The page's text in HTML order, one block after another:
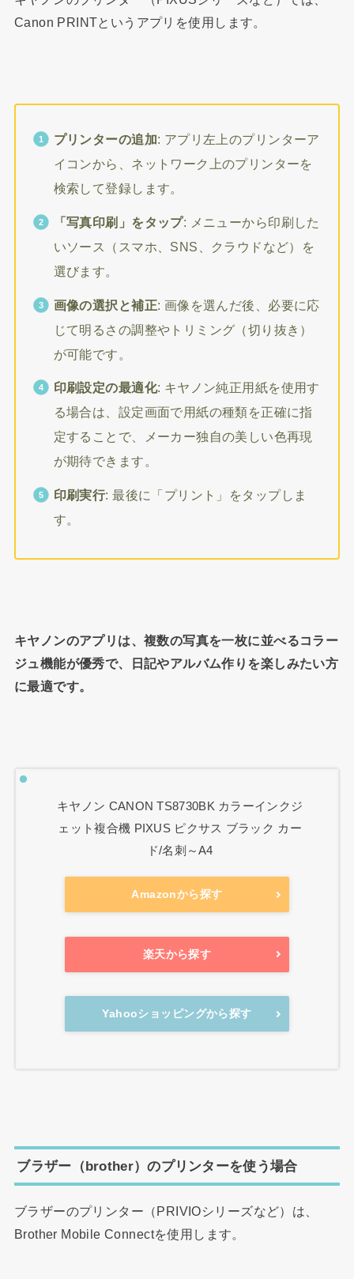
Canon PRINTというアプリを使用します。
プリンターの追加: アプリ左上のプリンターア
イコンから、ネットワーク上のプリンターを
検索して登録します。
「写真印刷」をタップ: メニューから印刷した
いソース（スマホ、SNS、クラウドなど）を
選びます。
画像の選択と補正: 画像を選んだ後、必要に応
じて明るさの調整やトリミング（切り抜き）
が可能です。
印刷設定の最適化: キヤノン純正用紙を使用す
る場合は、設定画面で用紙の種類を正確に指
定することで、メーカー独自の美しい色再現
が期待できます。
印刷実行: 最後に「プリント」をタップしま
す。
キヤノンのアプリは、複数の写真を一枚に並べるコラー
ジュ機能が優秀で、日記やアルバム作りを楽しみたい方
に最適です。
キヤノン CANON TS8730BK カラーインクジ
ェット複合機 PIXUS ピクサス ブラック カー
ド/名刺～A4
Amazonから探す
楽天から探す
Yahooショッピングから探す
ブラザー（brother）のプリンターを使う場合
ブラザーのプリンター（PRIVIOシリーズなど）は、
Brother Mobile Connectを使用します。